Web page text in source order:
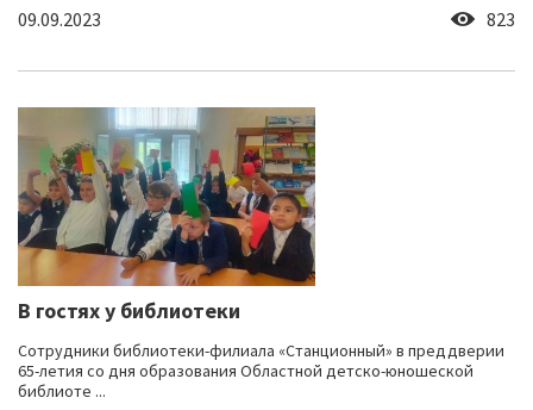
09.09.2023 823
В гостях у библиотеки
Сотрудники библиотеки-филиала «Станционный» в преддверии
65-летия со дня образования Областной детско-юношеской
библиоте ...